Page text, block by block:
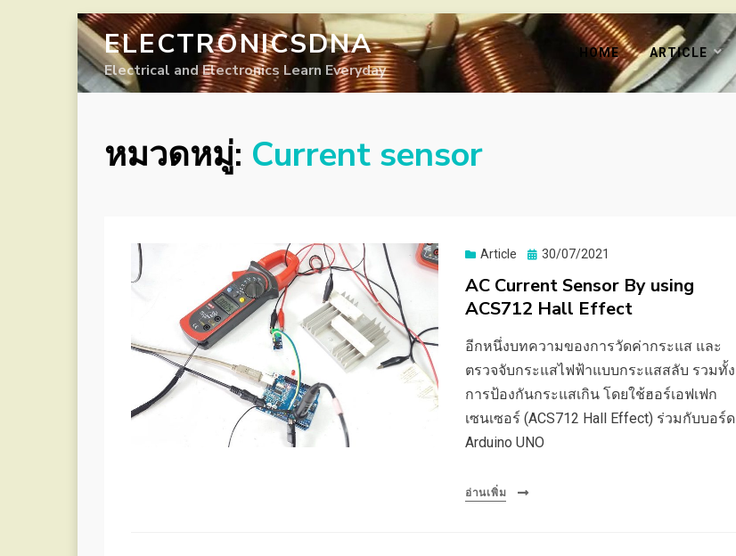
ELECTRONICSDNA
Electrical and Electronics Learn Everyday
HOME ARTICLE
หมวดหมู่: Current sensor
Article
Posted
30/07/2021
AC Current Sensor By using
ACS712 Hall Effect
อีกหนึ่งบทความของการวัดค่ากระแส และ
ตรวจจับกระแสไฟฟ้าแบบกระแสสลับ รวมทั้ง
การป้องกันกระแสเกิน โดยใช้ฮอร์เอฟเฟก
เซนเซอร์ (ACS712 Hall Effect) ร่วมกับบอร์ด
Arduino UNO
อ่านเพิ่ม